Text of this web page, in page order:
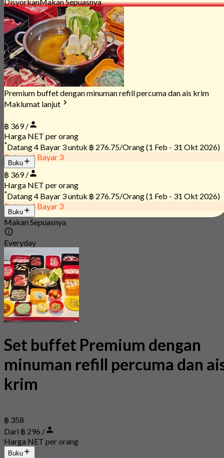
Premium buffet dengan minuman refill percuma dan ais krim
Maklumat lanjut
฿ 369 /
Harga NET per orang
*Datang 4 Bayar 3 untuk ฿ 276.75/Orang(1 Feb - 31 Okt 2026)
Datang 4 Bayar 3
Buku
฿ 369 /
Harga NET per orang
*Datang 4 Bayar 3 untuk ฿ 276.75/Orang(1 Feb - 31 Okt 2026)
Datang 4 Bayar 3
Buku
Makan Sepuasnya
Everyday
Set buffet Premium dengan
minuman refill percuma dan
krim
฿ 358
Dari ฿ 296 /
Harga NET per orang
Buku